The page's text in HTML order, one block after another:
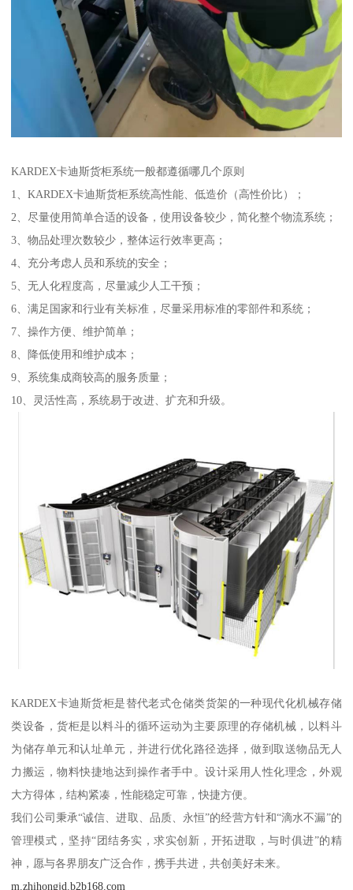
KARDEX卡迪斯货柜系统一般都遵循哪几个原则
1、KARDEX卡迪斯货柜系统高性能、低造价（高性价比）；
2、尽量使用简单合适的设备，使用设备较少，简化整个物流系统；
3、物品处理次数较少，整体运行效率更高；
4、充分考虑人员和系统的安全；
5、无人化程度高，尽量减少人工干预；
6、满足国家和行业有关标准，尽量采用标准的零部件和系统；
7、操作方便、维护简单；
8、降低使用和维护成本；
9、系统集成商较高的服务质量；
10、灵活性高，系统易于改进、扩充和升级。
KARDEX卡迪斯货柜是替代老式仓储类货架的一种现代化机械存储
类设备，货柜是以料斗的循环运动为主要原理的存储机械，以料斗
为储存单元和认址单元，并进行优化路径选择，做到取送物品无人
力搬运，物料快捷地达到操作者手中。设计采用人性化理念，外观
大方得体，结构紧凑，性能稳定可靠，快捷方便。
我们公司秉承“诚信、进取、品质、永恒”的经营方针和“滴水不漏”的
管理模式，坚持“团结务实，求实创新，开拓进取，与时俱进”的精
神，愿与各界朋友广泛合作，携手共进，共创美好未来。
m.zhihongjd.b2b168.com